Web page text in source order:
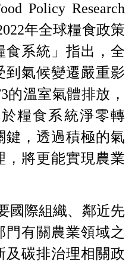
Policy Research
年全球糧食政策
食系統」指出，全
到氣候變遷嚴重影
的溫室氣體排放，
糧食系統淨零轉
鍵，透過積極的氣
，將更能實現農業
國際組織、鄰近先
有關農業領域之
及碳排治理相關政